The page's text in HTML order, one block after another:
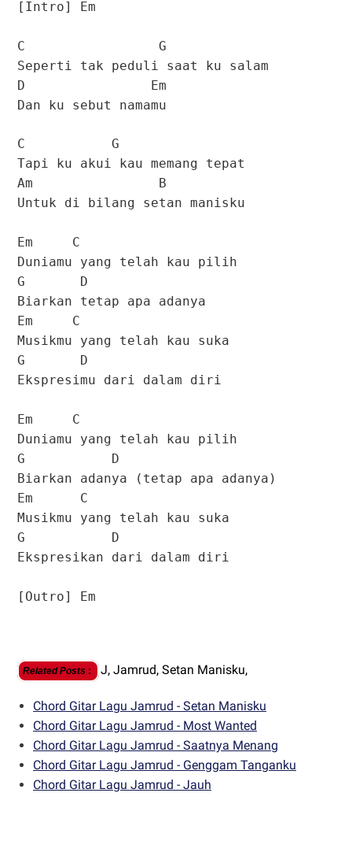
[Intro] Em
C G
Seperti tak peduli saat ku salam
D Em
Dan ku sebut namamu
C G
Tapi ku akui kau memang tepat
Am B
Untuk di bilang setan manisku
Em C
Duniamu yang telah kau pilih
G D
Biarkan tetap apa adanya
Em C
Musikmu yang telah kau suka
G D
Ekspresimu dari dalam diri
Em C
Duniamu yang telah kau pilih
G D
Biarkan adanya (tetap apa adanya)
Em C
Musikmu yang telah kau suka
G D
Ekspresikan dari dalam diri
[Outro] Em
Related Posts : J, Jamrud, Setan Manisku,
Chord Gitar Lagu Jamrud - Setan Manisku
Chord Gitar Lagu Jamrud - Most Wanted
Chord Gitar Lagu Jamrud - Saatnya Menang
Chord Gitar Lagu Jamrud - Genggam Tanganku
Chord Gitar Lagu Jamrud - Jauh